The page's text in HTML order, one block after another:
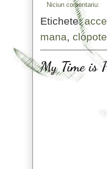
Niciun comentariu:
Etichete:
mana,
My Time is